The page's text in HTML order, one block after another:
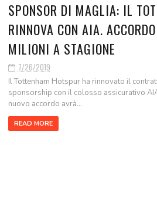
SPONSOR DI MAGLIA: IL
RINNOVA CON AIA.
MILIONI A STAGIONE
7/26/2019
Il Tottenham Hotspur ha rinnovato il
sponsorship con il colosso assicurativo
nuovo accordo avrà...
READ MORE